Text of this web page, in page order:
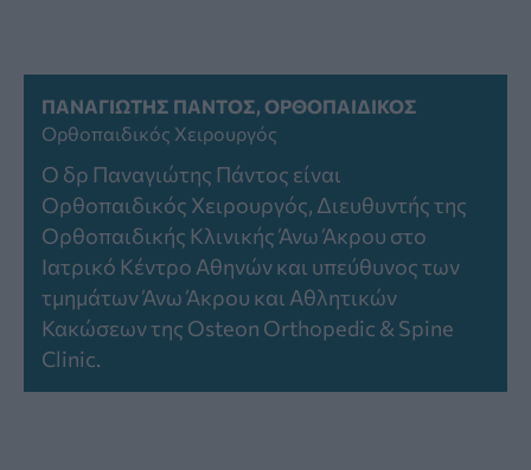
ΠΑΝΑΓΙΏΤΗΣ ΠΆΝΤΟΣ, ΟΡΘΟΠΑΙΔΙΚΌΣ
Ορθοπαιδικός Χειρουργός
Ο δρ Παναγιώτης Πάντος είναι
Ορθοπαιδικός Χειρουργός, Διευθυντής της
Ορθοπαιδικής Κλινικής Άνω Άκρου στο
Ιατρικό Κέντρο Αθηνών και υπεύθυνος των
τμημάτων Άνω Άκρου και Αθλητικών
Κακώσεων της Osteon Orthopedic & Spine
Clinic.